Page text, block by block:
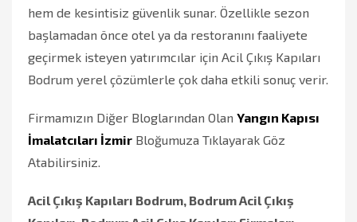
hem de kesintisiz güvenlik sunar. Özellikle sezon
başlamadan önce otel ya da restoranını faaliyete
geçirmek isteyen yatırımcılar için Acil Çıkış Kapıları
Bodrum yerel çözümlerle çok daha etkili sonuç verir.
Firmamızın Diğer Bloglarından Olan Yangın Kapısı
İmalatcıları İzmir Bloğumuza Tıklayarak Göz
Atabilirsiniz.
Acil Çıkış Kapıları Bodrum, Bodrum Acil Çıkış